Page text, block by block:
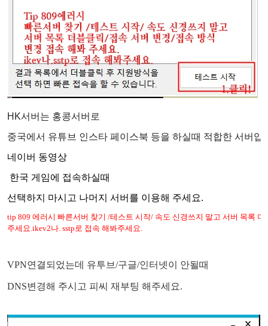
HK서버는 홍콩서버로
중국에서 유튜브 인스타 페이스북 등을 하실때 적합한 서버입
네이버 동영상
한국 게임에 접속하실때
선택하지 마시고 나머지 서버를 이용해 주세요.
tip 809 에러시 빠른서버 찾기 /테스트 시작/ 속도 신경쓰지 말고 서버 목록
주세요.ikev2나. sstp로 접속 해봐주세요.
VPN연결되었는데 유투브/구글/인터넷이 안될때
DNS변경해 주시고 피씨 재부팅 해주세요.